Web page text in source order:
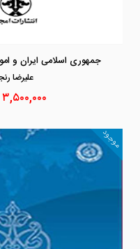
جمهوری اسلامی ایران و
عليرضا
۳,۵۰۰,۰۰۰
موجود